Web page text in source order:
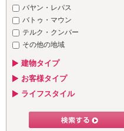
バヤン・レパス
バトゥ・マウン
テルク・クンバー
その他の地域
建物タイプ
お客様タイプ
ライフスタイル